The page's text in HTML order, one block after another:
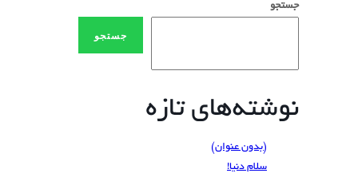
جستجو
جستجو
نوشته‌های تازه
(بدون عنوان)
سلام دنیا!